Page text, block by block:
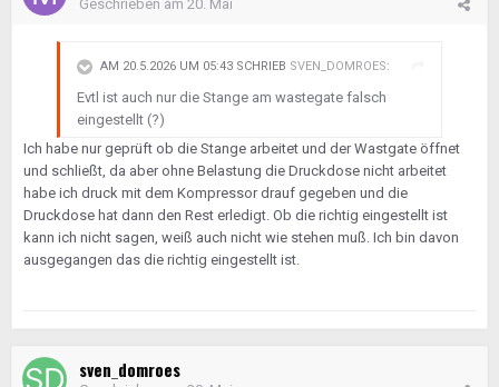
Geschrieben am 20. Mai
AM 20.5.2026 UM 05:43 SCHRIEB SVEN_DOMROES:
Evtl ist auch nur die Stange am wastegate falsch
eingestellt (?)
Ich habe nur geprüft ob die Stange arbeitet und der Wastgate öffnet
und schließt, da aber ohne Belastung die Druckdose nicht arbeitet
habe ich druck mit dem Kompressor drauf gegeben und die
Druckdose hat dann den Rest erledigt. Ob die richtig eingestellt ist
kann ich nicht sagen, weiß auch nicht wie stehen muß. Ich bin davon
ausgegangen das die richtig eingestellt ist.
sven_domroes